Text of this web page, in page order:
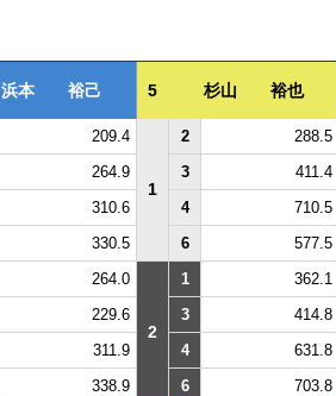
浜本 裕己 5 杉山 裕也
209.4
1
2 288.5
264.9 3 411.4
310.6 4 710.5
330.5 6 577.5
264.0
2
1 362.1
229.6 3 414.8
311.9 4 631.8
338.9 6 703.8